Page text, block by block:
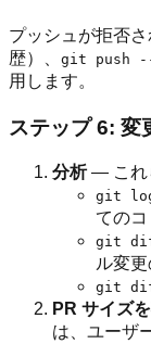
プッシュが拒否
歴）、 git push
用します。
ステップ 6: 変
分析— これ
git log
てのコ
git diff
ル変
git diff
PR サイズ
は、ユーザ